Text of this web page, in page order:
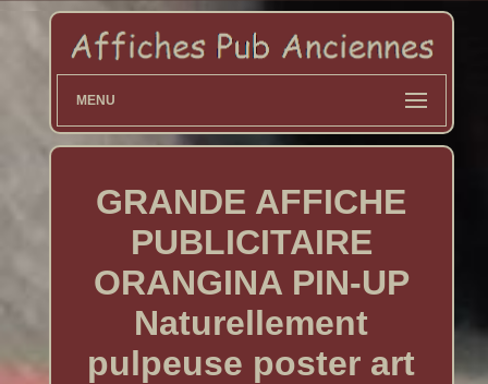
MENU
GRANDE AFFICHE
PUBLICITAIRE
ORANGINA PIN-UP
Naturellement
pulpeuse poster art